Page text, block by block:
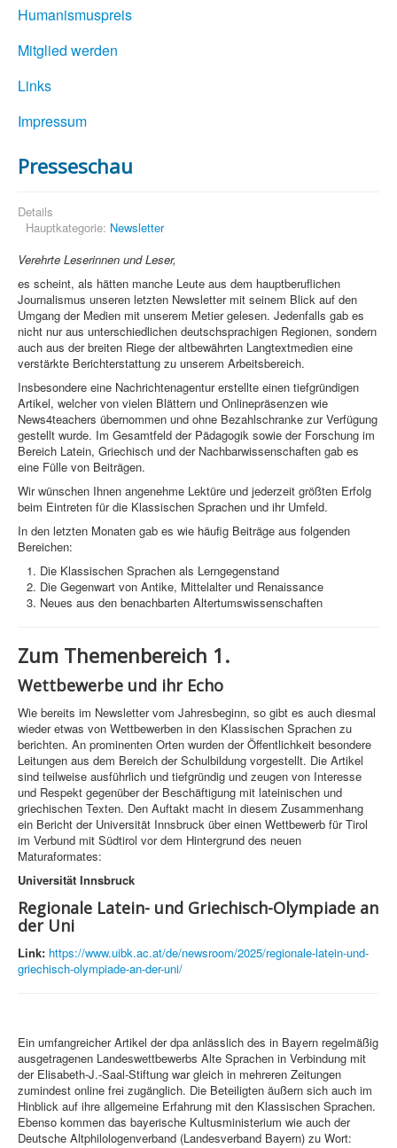
Humanismuspreis
Mitglied werden
Links
Impressum
Presseschau
Details
Hauptkategorie: Newsletter
Verehrte Leserinnen und Leser,
es scheint, als hätten manche Leute aus dem hauptberuflichen
Journalismus unseren letzten Newsletter mit seinem Blick auf den
Umgang der Medien mit unserem Metier gelesen. Jedenfalls gab es
nicht nur aus unterschiedlichen deutschsprachigen Regionen, sondern
auch aus der breiten Riege der altbewährten Langtextmedien eine
verstärkte Berichterstattung zu unserem Arbeitsbereich.
Insbesondere eine Nachrichtenagentur erstellte einen tiefgründigen
Artikel, welcher von vielen Blättern und Onlinepräsenzen wie
News4teachers übernommen und ohne Bezahlschranke zur Verfügung
gestellt wurde. Im Gesamtfeld der Pädagogik sowie der Forschung im
Bereich Latein, Griechisch und der Nachbarwissenschaften gab es
eine Fülle von Beiträgen.
Wir wünschen Ihnen angenehme Lektüre und jederzeit größten Erfolg
beim Eintreten für die Klassischen Sprachen und ihr Umfeld.
In den letzten Monaten gab es wie häufig Beiträge aus folgenden
Bereichen:
Die Klassischen Sprachen als Lerngegenstand
Die Gegenwart von Antike, Mittelalter und Renaissance
Neues aus den benachbarten Altertumswissenschaften
Zum Themenbereich 1.
Wettbewerbe und ihr Echo
Wie bereits im Newsletter vom Jahresbeginn, so gibt es auch diesmal
wieder etwas von Wettbewerben in den Klassischen Sprachen zu
berichten. An prominenten Orten wurden der Öffentlichkeit besondere
Leitungen aus dem Bereich der Schulbildung vorgestellt. Die Artikel
sind teilweise ausführlich und tiefgründig und zeugen von Interesse
und Respekt gegenüber der Beschäftigung mit lateinischen und
griechischen Texten. Den Auftakt macht in diesem Zusammenhang
ein Bericht der Universität Innsbruck über einen Wettbewerb für Tirol
im Verbund mit Südtirol vor dem Hintergrund des neuen
Maturaformates:
Universität Innsbruck
Regi­o­nale Latein- und Grie­chisch-Olym­pi­ade an
der Uni
Link: https://www.uibk.ac.at/de/newsroom/2025/regionale-latein-und-
griechisch-olympiade-an-der-uni/
Ein umfangreicher Artikel der dpa anlässlich des in Bayern regelmäßig
ausgetragenen Landeswettbewerbs Alte Sprachen in Verbindung mit
der Elisabeth-J.-Saal-Stiftung war gleich in mehreren Zeitungen
zumindest online frei zugänglich. Die Beteiligten äußern sich auch im
Hinblick auf ihre allgemeine Erfahrung mit den Klassischen Sprachen.
Ebenso kommen das bayerische Kultusministerium wie auch der
Deutsche Altphilologenverband (Landesverband Bayern) zu Wort: